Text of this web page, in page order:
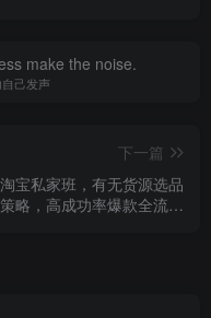
make the noise.
己发声
下一篇
淘宝私家班，有无货源选品
策略，高成功率爆款全流程